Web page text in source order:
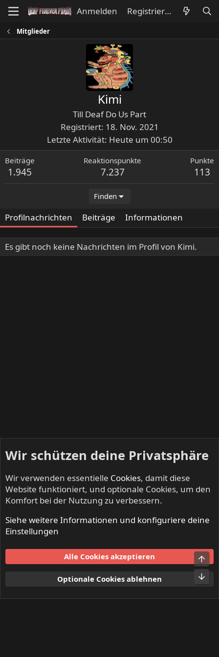
Anmelden Registrieren
Mitglieder
Kimi
Till Deaf Do Us Part
Registriert 18. Nov. 2021
Letzte Aktivität Heute um 00:50
Beiträge
1.945
Reaktionspunkte
7.237
Punkte
113
Finden
Profilnachrichten Beiträge Informationen
Es gibt noch keine Nachrichten im Profil von Kimi.
Mitglieder
Nutzungsbedingungen
Datenschutz
S
Wir schützen deine Privatsphäre
Wir verwenden essentielle Cookies, damit diese
Website funktioniert, und optionale Cookies, um den
Komfort bei der Nutzung zu verbessern.
Siehe weitere Informationen und konfiguriere deine
Einstellungen
Alle Cookies akzeptieren
Optionale Cookies ablehnen